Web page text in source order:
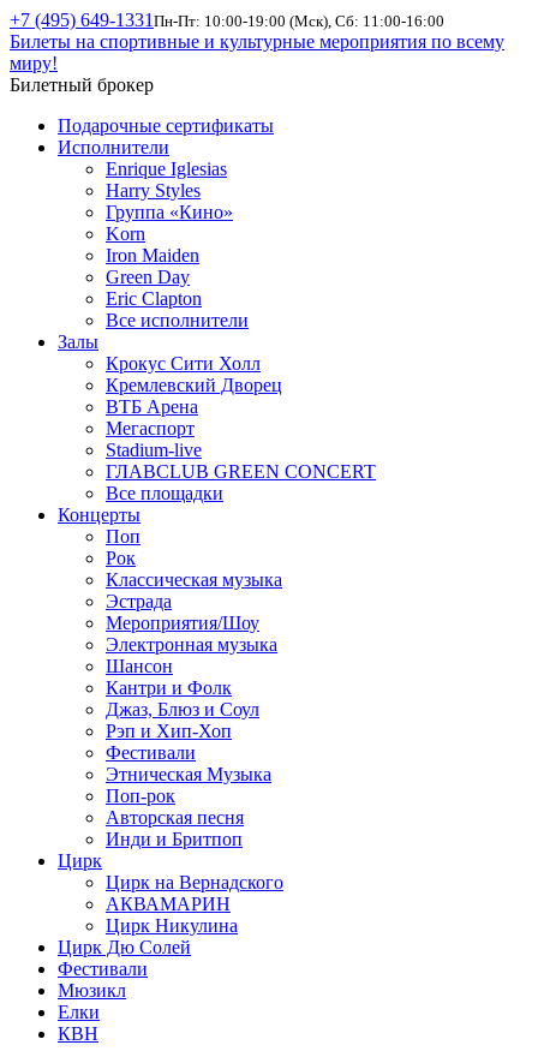
+7 (495) 649-1331 Пн-Пт: 10:00-19:00 (Мск), Сб: 11:00-16:00
Билеты на спортивные и культурные мероприятия по всему
миру!
Билетный брокер
Подарочные сертификаты
Исполнители
Enrique Iglesias
Harry Styles
Группа «Кино»
Korn
Iron Maiden
Green Day
Eric Clapton
Все исполнители
Залы
Крокус Сити Холл
Кремлевский Дворец
ВТБ Арена
Мегаспорт
Stadium-live
ГЛАВCLUB GREEN CONCERT
Все площадки
Концерты
Поп
Рок
Классическая музыка
Эстрада
Мероприятия/Шоу
Электронная музыка
Шансон
Кантри и Фолк
Джаз, Блюз и Соул
Рэп и Хип-Хоп
Фестивали
Этническая Музыка
Поп-рок
Авторская песня
Инди и Бритпоп
Цирк
Цирк на Вернадского
АКВАМАРИН
Цирк Никулина
Цирк Дю Солей
Фестивали
Мюзикл
Елки
КВН